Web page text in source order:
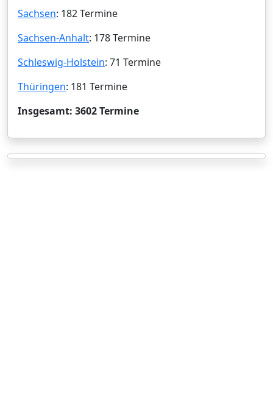
Sachsen: 182 Termine
Sachsen-Anhalt: 178 Termine
Schleswig-Holstein: 71 Termine
Thüringen: 181 Termine
Insgesamt: 3602 Termine